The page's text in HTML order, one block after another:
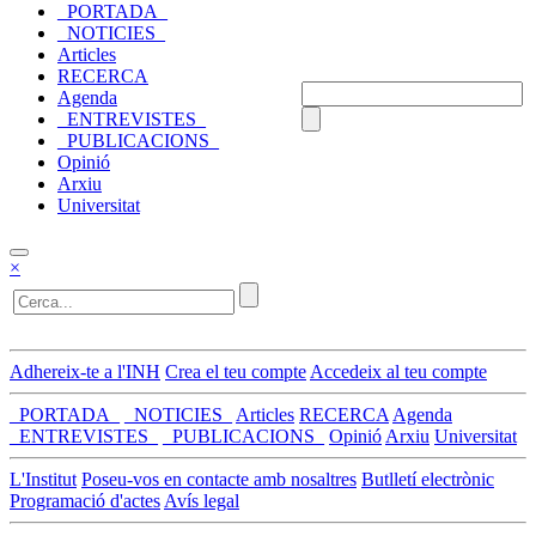
_PORTADA_
_NOTICIES_
Articles
RECERCA
Agenda
_ENTREVISTES_
_PUBLICACIONS_
Opinió
Arxiu
Universitat
×
Adhereix-te a l'INH Crea el teu compte Accedeix al teu compte
_PORTADA_ _NOTICIES_ Articles RECERCA Agenda
_ENTREVISTES_
_PUBLICACIONS_ Opinió Arxiu Universitat
L'Institut Poseu-vos en contacte amb nosaltres Butlletí electrònic
Programació d'actes Avís legal